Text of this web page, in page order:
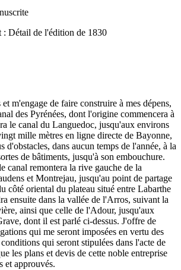
: Détail de l'édition de 1830
m'engage de faire construire à mes dépens,
des Pyrénées, dont l'origine commencera à
le canal du Languedoc, jusqu'aux environs
mille mètres en ligne directe de Bayonne,
dans aucun temps de l'année, à la
de bâtiments, jusqu'à son embouchure.
canal remontera la rive gauche de la
et Montrejau, jusqu'au point de partage
côté oriental du plateau situé entre Labarthe
ensuite dans la vallée de l'Arros, suivant la
ainsi que celle de l'Adour, jusqu'aux
dont il est parlé ci-dessus. J'offre de
qui me seront imposées en vertu des
qui seront stipulées dans l'acte de
les plans et devis de cette noble entreprise
et approuvés.